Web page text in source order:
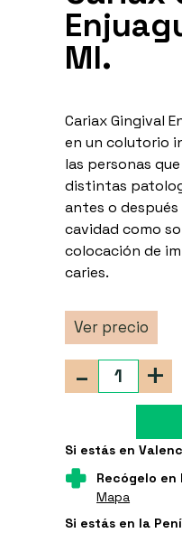
Ml.
Cariax Gingival
en un colutorio
las personas
distintas
antes o
cavidad como
colocación de
caries.
Ver precio
+
-
Si estás en
Recógelo
Mapa
Si estás en la